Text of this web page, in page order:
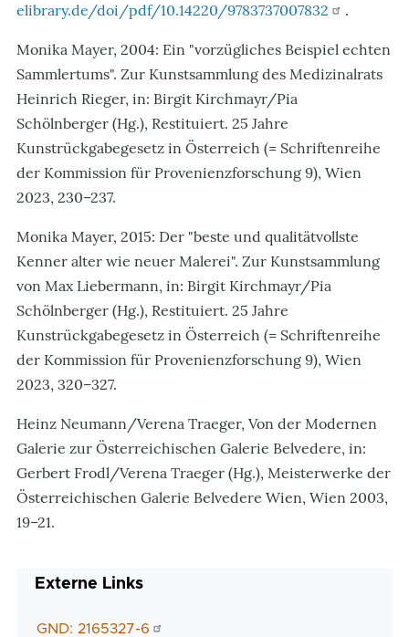
elibrary.de/doi/pdf/10.14220/9783737007832
.
Monika Mayer, 2004: Ein "vorzügliches Beispiel echten
Sammlertums". Zur Kunstsammlung des Medizinalrats
Heinrich Rieger, in: Birgit Kirchmayr/Pia
Schölnberger (Hg.), Restituiert. 25 Jahre
Kunstrückgabegesetz in Österreich (= Schriftenreihe
der Kommission für Provenienzforschung 9), Wien
2023, 230–237.
Monika Mayer, 2015: Der "beste und qualitätvollste
Kenner alter wie neuer Malerei". Zur Kunstsammlung
von Max Liebermann, in: Birgit Kirchmayr/Pia
Schölnberger (Hg.), Restituiert. 25 Jahre
Kunstrückgabegesetz in Österreich (= Schriftenreihe
der Kommission für Provenienzforschung 9), Wien
2023, 320–327.
Heinz Neumann/Verena Traeger, Von der Modernen
Galerie zur Österreichischen Galerie Belvedere, in:
Gerbert Frodl/Verena Traeger (Hg.), Meisterwerke der
Österreichischen Galerie Belvedere Wien, Wien 2003,
19–21.
Externe Links
GND: 2165327-6